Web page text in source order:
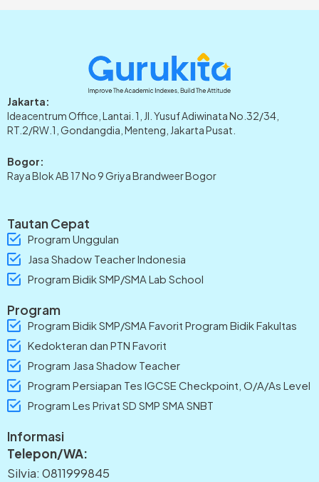
Jakarta:
Ideacentrum Office, Lantai. 1, Jl. Yusuf Adiwinata No.32/34,
RT.2/RW.1, Gondangdia, Menteng, Jakarta Pusat.
Bogor:
Raya Blok AB 17 No 9 Griya Brandweer Bogor
Tautan Cepat
Program Unggulan
Jasa Shadow Teacher Indonesia
Program Bidik SMP/SMA Lab School
Program
Program Bidik SMP/SMA Favorit Program Bidik Fakultas
Kedokteran dan PTN Favorit
Program Jasa Shadow Teacher
Program Persiapan Tes IGCSE Checkpoint, O/A/As Level
Program Les Privat SD SMP SMA SNBT
Informasi
Telepon/WA:
Silvia: 0811999845